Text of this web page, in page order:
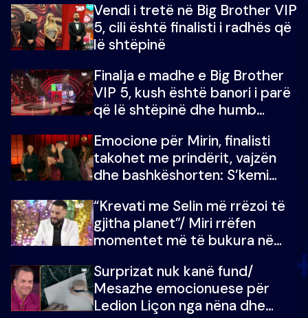
Vendi i tretë në Big Brother VIP
5, cili është finalisti i radhës që
lë shtëpinë
Finalja e madhe e Big Brother
VIP 5, kush është banori i parë
që lë shtëpinë dhe humb
çmimin e madh
Emocione për Mirin, finalisti
takohet me prindërit, vajzën
dhe bashkëshorten: S’kemi
“Krevati me Selin më rrëzoi të
gjitha planet”/ Miri rrëfen
momentet më të bukura në
mungojë zilja e mëngjesit kur…
Surprizat nuk kanë fund/
Mesazhe emocionuese për
Ledion Liçon nga nëna dhe